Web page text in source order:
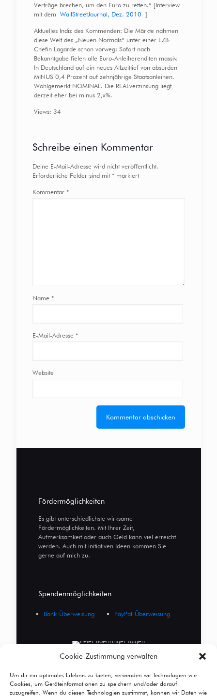
Cookie-Zustimmung verwalten
Um dir ein optimales Erlebnis zu bieten, verwenden wir Technologien wie
Cookies, um Geräteinformationen zu speichern und/oder darauf
zuzugreifen. Wenn du diesen Technologien zustimmst, können wir Daten wie
Verträge brechen, um den Euro zu retten.“ [Interview
mit dem WallStreetJournal, Dez. 2010 ]
Aktuelles Indiz des Kommenden: Die Märkte nahmen
diese Welt des „Neuen Normals“ unter einer EZB-
Chefin Lagarde schon vorweg: Sofort nach
Bekanntgabe fielen alle Euro-Anleiherenditen massiv.
In Deutschland auf ein neues Allzeittief von absurden
MINUS 0,4 Prozent auf zehnjährige Staatsanleihen.
Wohlgemerkt NOMINAL. Die REALverzinsung liegt
derzeit eher bei minus 2,x%.
Views: 34
Schreibe einen Kommentar
Deine E-Mail-Adresse wird nicht veröffentlicht.
Erforderliche Felder sind mit *markiert
Kommentar *
Name *
E-Mail-Adresse *
Website
Fördermöglichkeiten
Es gibt unterschiedlichste wirksame
Fördermöglichkeiten. Mit Ihrer Zeit,
Aufmerksamkeit oder auch Geld kann viel erreicht
werden. Auch mit initiativen Ideen kommen Sie
gerne auf mich zu.
Spendenmöglichkeiten
Bank-Überweisung PayPal-Überweisung